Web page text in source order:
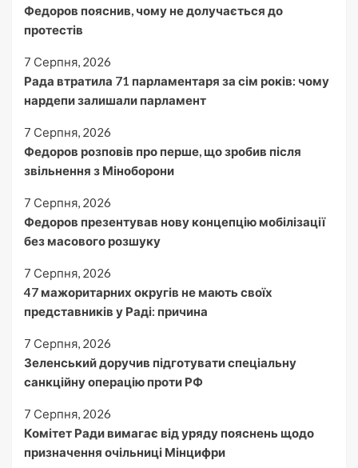
Федоров пояснив, чому не долучається до
протестів
7 Серпня, 2026
Рада втратила 71 парламентаря за сім років: чому
нардепи залишали парламент
7 Серпня, 2026
Федоров розповів про перше, що зробив після
звільнення з Міноборони
7 Серпня, 2026
Федоров презентував нову концепцію мобілізації
без масового розшуку
7 Серпня, 2026
47 мажоритарних округів не мають своїх
представників у Раді: причина
7 Серпня, 2026
Зеленський доручив підготувати спеціальну
санкційну операцію проти РФ
7 Серпня, 2026
Комітет Ради вимагає від уряду пояснень щодо
призначення очільниці Мінцифри